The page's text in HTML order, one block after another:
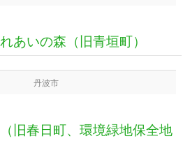
あいの森（旧青垣町）
丹波市